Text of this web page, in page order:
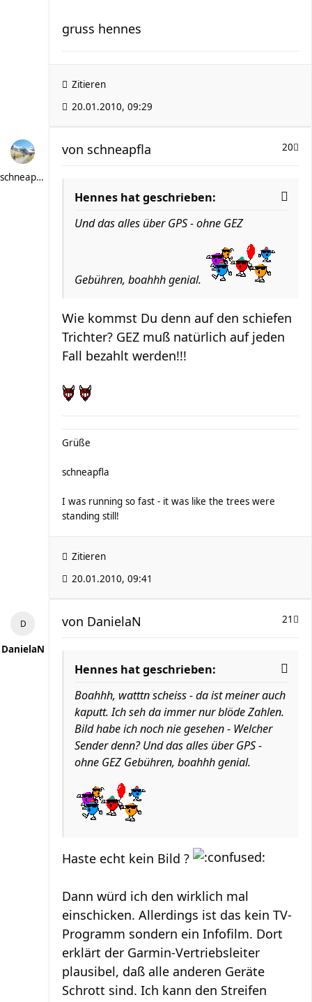
gruss hennes
Zitieren
20.01.2010, 09:29
schneapfla
20
von schneapfla
Hennes hat geschrieben:
Und das alles über GPS - ohne GEZ
Gebühren, boahhh genial.
Wie kommst Du denn auf den schiefen
Trichter? GEZ muß natürlich auf jeden
Fall bezahlt werden!!!
Grüße
schneapfla
I was running so fast - it was like the trees were
standing still!
Zitieren
20.01.2010, 09:41
DanielaN
21
von DanielaN
Hennes hat geschrieben:
Boahhh, watttn scheiss - da ist meiner auch
kaputt. Ich seh da immer nur blöde Zahlen.
Bild habe ich noch nie gesehen - Welcher
Sender denn? Und das alles über GPS -
ohne GEZ Gebühren, boahhh genial.
Haste echt kein Bild ?
Dann würd ich den wirklich mal
einschicken. Allerdings ist das kein TV-
Programm sondern ein Infofilm. Dort
erklärt der Garmin-Vertriebsleiter
plausibel, daß alle anderen Geräte
Schrott sind. Ich kann den Streifen